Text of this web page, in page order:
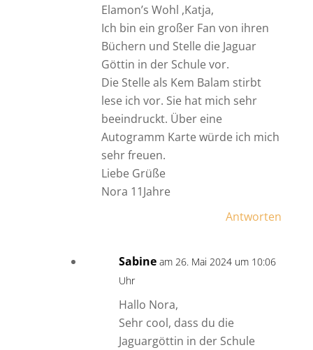
Elamon’s Wohl ,Katja,
Ich bin ein großer Fan von ihren
Büchern und Stelle die Jaguar
Göttin in der Schule vor.
Die Stelle als Kem Balam stirbt
lese ich vor. Sie hat mich sehr
beeindruckt. Über eine
Autogramm Karte würde ich mich
sehr freuen.
Liebe Grüße
Nora 11Jahre
Antworten
Sabine am 26. Mai 2024 um 10:06
Uhr
Hallo Nora,
Sehr cool, dass du die
Jaguargöttin in der Schule